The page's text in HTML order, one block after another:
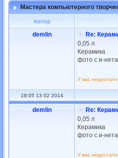
Мастера компьютерного
Автор
demlin
Re:
0,05 л
Керамика
фото с и-нета
У вас
19:05 13 02 2014
demlin
Re:
0,05 л
Керамика
фото с и-нета
У вас